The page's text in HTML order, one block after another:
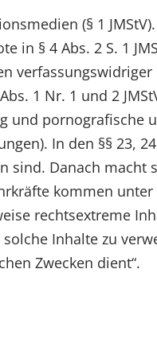
(§ 1
in § 4 Abs. 2 S. 1
verfassungswidriger
1 Nr. 1 und 2
und pornografische
In den §§ 23, 24
sind. Danach macht
kommen unter
rechtsextreme
Inhalte zu
Zwecken dient“.